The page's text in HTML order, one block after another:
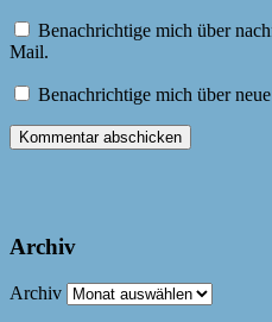
Benachrichtige mich über
Mail.
Benachrichtige mich über
Archiv
Archiv